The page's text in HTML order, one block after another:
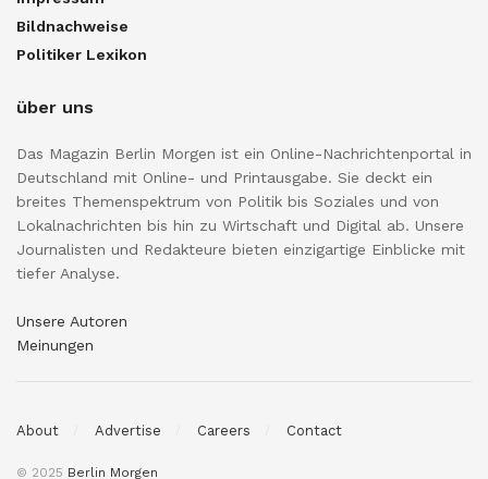
Bildnachweise
Politiker Lexikon
über uns
Das Magazin Berlin Morgen ist ein Online-Nachrichtenportal in
Deutschland mit Online- und Printausgabe. Sie deckt ein
breites Themenspektrum von Politik bis Soziales und von
Lokalnachrichten bis hin zu Wirtschaft und Digital ab. Unsere
Journalisten und Redakteure bieten einzigartige Einblicke mit
tiefer Analyse.
Unsere Autoren
Meinungen
About Advertise Careers Contact
© 2025 Berlin Morgen